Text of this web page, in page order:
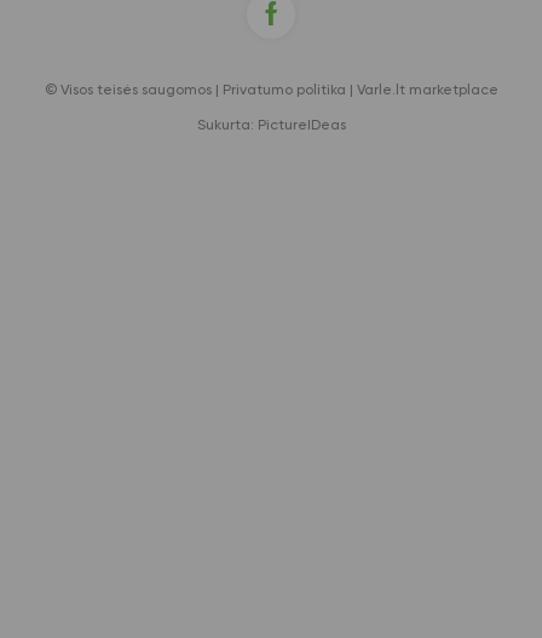
© Visos teisės saugomos | Privatumo politika Varle.lt marketplace
Sukurta: PictureIDeas